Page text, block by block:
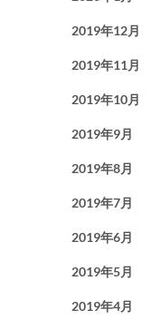
2019年12月
2019年11月
2019年10月
2019年9月
2019年8月
2019年7月
2019年6月
2019年5月
2019年4月